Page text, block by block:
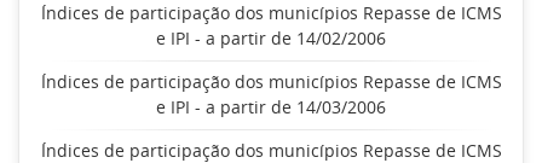
Índices de participação dos municípios Repasse de ICMS
e IPI - a partir de 14/02/2006
Índices de participação dos municípios Repasse de ICMS
e IPI - a partir de 14/03/2006
Índices de participação dos municípios Repasse de ICMS